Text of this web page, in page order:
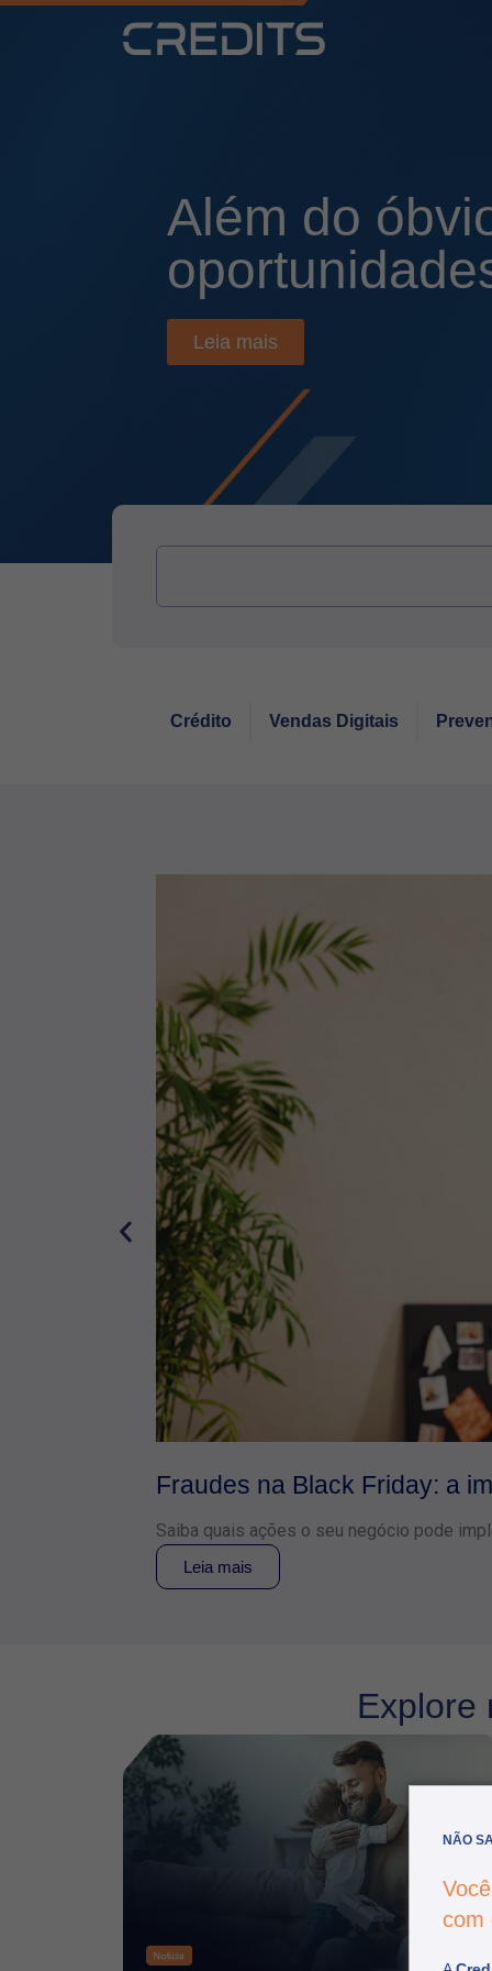
NÃO
com
Além do
Leia mais
Crédito Vendas Digitais
Fraudes na Black Friday: a
Saiba quais ações o seu negócio pode
Leia mais
Explore